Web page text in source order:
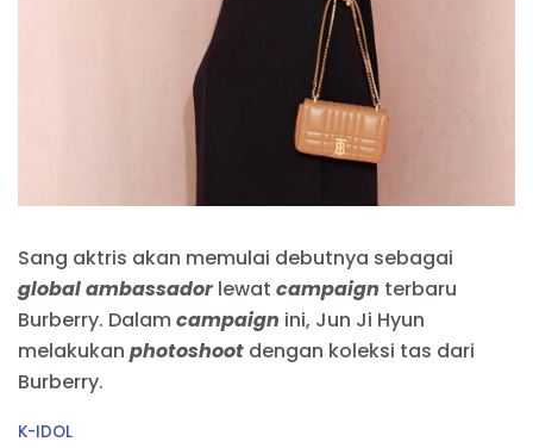
Sang aktris akan memulai debutnya sebagai
global ambassadorlewat campaign terbaru
Burberry. Dalamcampaign ini, Jun Ji Hyun
melakukan photoshoot dengan koleksi tas dari
Burberry.
C
K-IDOL